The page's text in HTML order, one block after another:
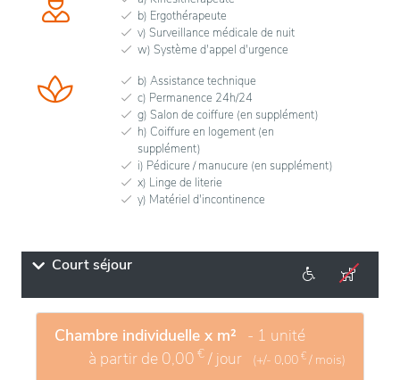
b) Ergothérapeute
v) Surveillance médicale de nuit
w) Système d'appel d'urgence
b) Assistance technique
c) Permanence 24h/24
g) Salon de coiffure (en supplément)
h) Coiffure en logement (en
supplément)
i) Pédicure / manucure (en supplément)
x) Linge de literie
y) Matériel d'incontinence
Court séjour
Chambre individuelle x m² - 1 unité
à partir de 0,00 € / jour (+/- 0,00 € / mois)